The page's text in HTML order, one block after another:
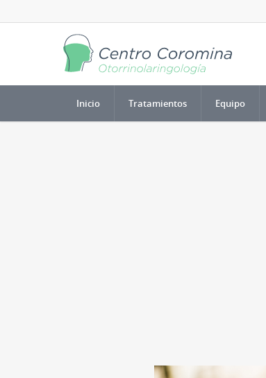
Inicio Tratamientos Equipo